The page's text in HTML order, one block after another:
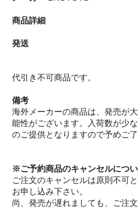
商品詳細
発送
代引き不可商品です。
備考
海外メーカーの商品は、発売が
能性がございます。入荷数が少
のご提供となりますので予めご了
※ご予約商品のキャンセルにつ
ご注文のキャンセルは原則不可
お申し込み下さい。
尚、発売が遅れましても、ご注